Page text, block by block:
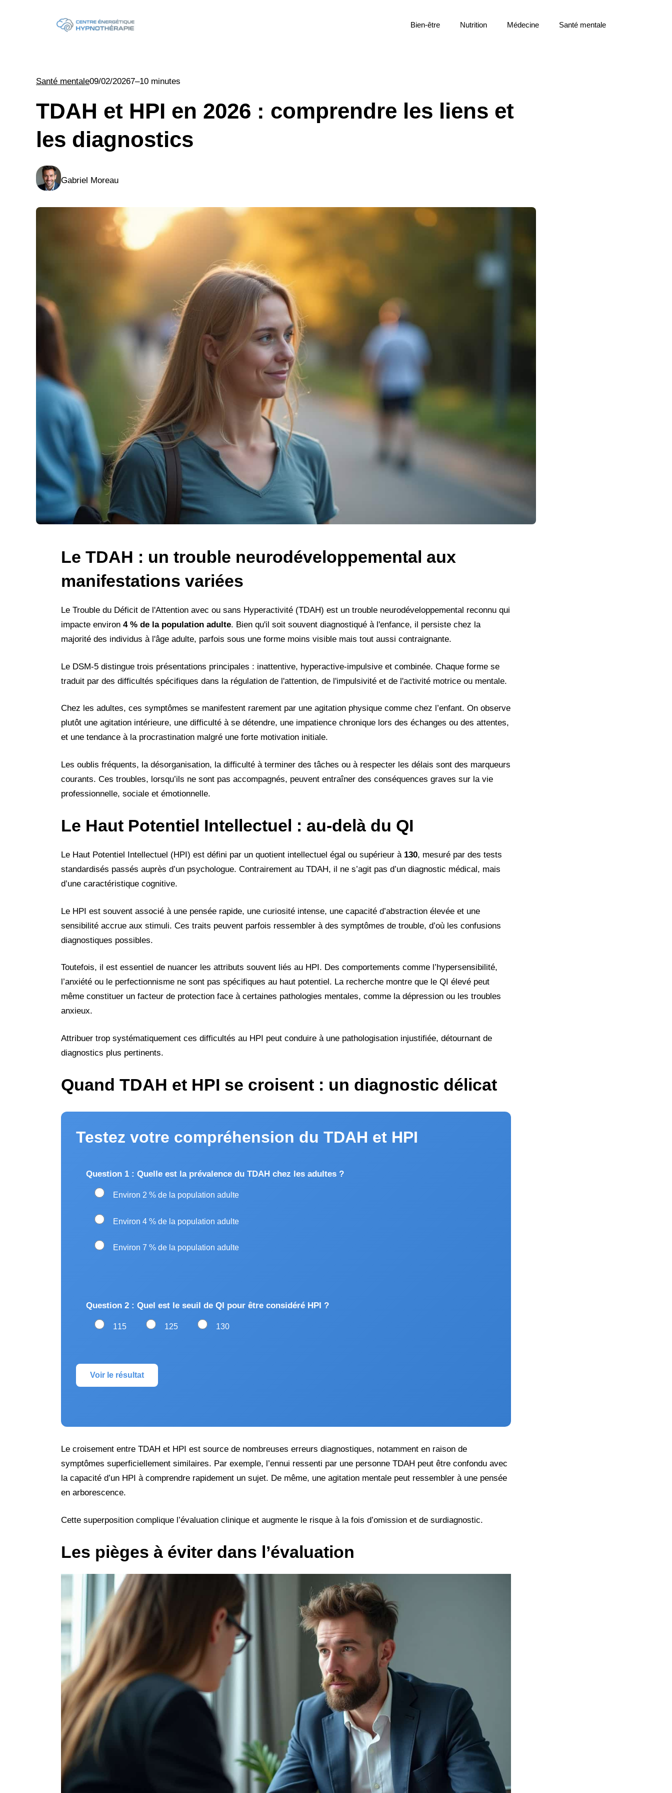
Bien-être Nutrition Médecine Santé mentale
Santé mentale09/02/20267–10 minutes
TDAH et HPI en 2026 : comprendre les liens et
les diagnostics
Gabriel Moreau
Le TDAH : un trouble neurodéveloppemental aux
manifestations variées
Le Trouble du Déficit de l'Attention avec ou sans Hyperactivité (TDAH) est un trouble neurodéveloppemental reconnu qui
impacte environ 4 % de la population adulte. Bien qu'il soit souvent diagnostiqué à l'enfance, il persiste chez la
majorité des individus à l'âge adulte, parfois sous une forme moins visible mais tout aussi contraignante.
Le DSM-5 distingue trois présentations principales : inattentive, hyperactive-impulsive et combinée. Chaque forme se
traduit par des difficultés spécifiques dans la régulation de l'attention, de l'impulsivité et de l'activité motrice ou mentale.
Chez les adultes, ces symptômes se manifestent rarement par une agitation physique comme chez l’enfant. On observe
plutôt une agitation intérieure, une difficulté à se détendre, une impatience chronique lors des échanges ou des attentes,
et une tendance à la procrastination malgré une forte motivation initiale.
Les oublis fréquents, la désorganisation, la difficulté à terminer des tâches ou à respecter les délais sont des marqueurs
courants. Ces troubles, lorsqu’ils ne sont pas accompagnés, peuvent entraîner des conséquences graves sur la vie
professionnelle, sociale et émotionnelle.
Le Haut Potentiel Intellectuel : au-delà du QI
Le Haut Potentiel Intellectuel (HPI) est défini par un quotient intellectuel égal ou supérieur à 130, mesuré par des tests
standardisés passés auprès d’un psychologue. Contrairement au TDAH, il ne s’agit pas d’un diagnostic médical, mais
d’une caractéristique cognitive.
Le HPI est souvent associé à une pensée rapide, une curiosité intense, une capacité d’abstraction élevée et une
sensibilité accrue aux stimuli. Ces traits peuvent parfois ressembler à des symptômes de trouble, d’où les confusions
diagnostiques possibles.
Toutefois, il est essentiel de nuancer les attributs souvent liés au HPI. Des comportements comme l’hypersensibilité,
l’anxiété ou le perfectionnisme ne sont pas spécifiques au haut potentiel. La recherche montre que le QI élevé peut
même constituer un facteur de protection face à certaines pathologies mentales, comme la dépression ou les troubles
anxieux.
Attribuer trop systématiquement ces difficultés au HPI peut conduire à une pathologisation injustifiée, détournant de
diagnostics plus pertinents.
Quand TDAH et HPI se croisent : un diagnostic délicat
Testez votre compréhension du TDAH et HPI
Question 1 : Quelle est la prévalence du TDAH chez les adultes ?
Environ 2 % de la population adulte
Environ 4 % de la population adulte
Environ 7 % de la population adulte
Question 2 : Quel est le seuil de QI pour être considéré HPI ?
115 125 130
Voir le résultat
Le croisement entre TDAH et HPI est source de nombreuses erreurs diagnostiques, notamment en raison de
symptômes superficiellement similaires. Par exemple, l’ennui ressenti par une personne TDAH peut être confondu avec
la capacité d’un HPI à comprendre rapidement un sujet. De même, une agitation mentale peut ressembler à une pensée
en arborescence.
Cette superposition complique l’évaluation clinique et augmente le risque à la fois d’omission et de surdiagnostic.
Les pièges à éviter dans l’évaluation